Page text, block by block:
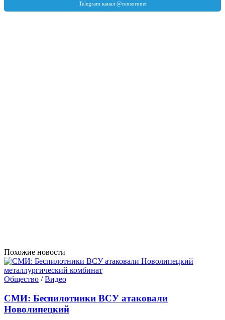
Похожие новости
Общество /Видео
СМИ: Беспилотники ВСУ атаковали
Новолипецкий